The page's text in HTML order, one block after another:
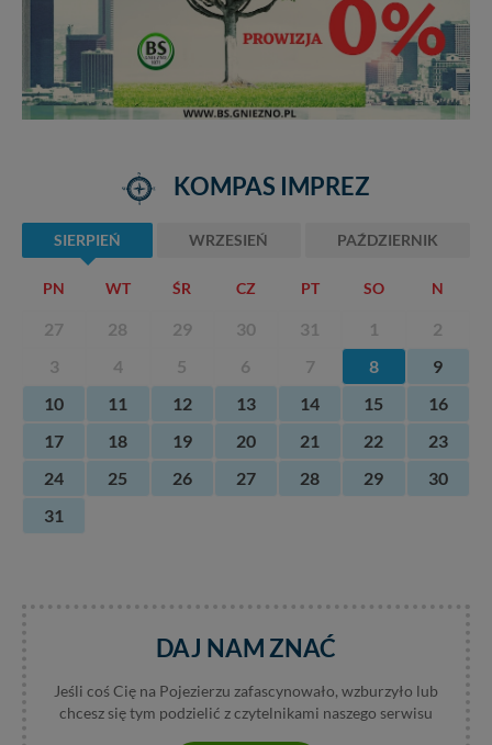
KOMPAS IMPREZ
SIERPIEŃ WRZESIEŃ PAŹDZIERNIK
PN WT ŚR CZ PT SO N
27 28 29 30 31 1
2
3
4 5 6 7 8
9
10
11 12 13 14 15
16
17
18 19 20 21 22
23
24
25 26 27 28 29
30
31
DAJ NAM ZNAĆ
Jeśli coś Cię na Pojezierzu zafascynowało, wzburzyło lub
chcesz się tym podzielić z czytelnikami naszego serwisu